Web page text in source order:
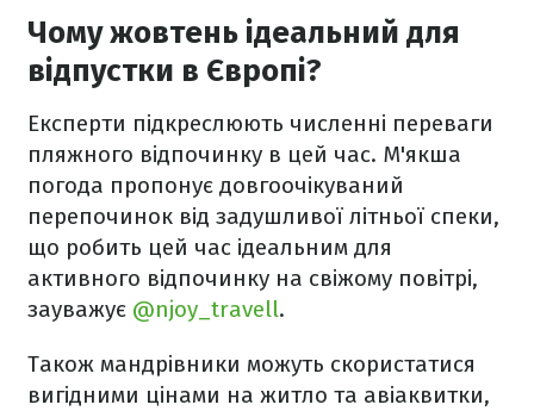
Чому жовтень ідеальний для
відпустки в Європі?
Експерти підкреслюють численні переваги
пляжного відпочинку в цей час. М'якша
погода пропонує довгоочікуваний
перепочинок від задушливої літньої спеки,
що робить цей час ідеальним для
активного відпочинку на свіжому повітрі,
зауважує @njoy_travell.
Також мандрівники можуть скористатися
вигідними цінами на житло та авіаквитки,